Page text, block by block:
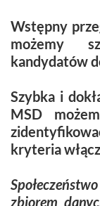
Wstępny
możemy
kandydatów
Szybka i
MSD
kryteria
zbiorem